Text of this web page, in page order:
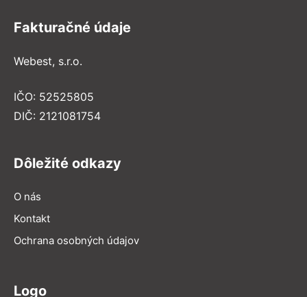
Fakturačné údaje
Webest, s.r.o.
IČO: 52525805
DIČ: 2121081754
Dôležité odkazy
O nás
Kontakt
Ochrana osobných údajov
Logo